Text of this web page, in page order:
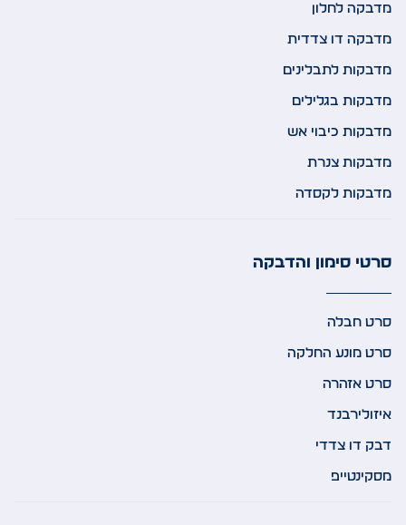
מדבקה לחלון
מדבקה דו צדדית
מדבקות לתבלינים
מדבקות בגלילים
מדבקות כיבוי אש
מדבקות צנרת
מדבקות לקסדה
סרטי סימון והדבקה
סרט חבלה
סרט מונע החלקה
סרט אזהרה
איזולירבנד
דבק דו צדדי
מסקינטייפ